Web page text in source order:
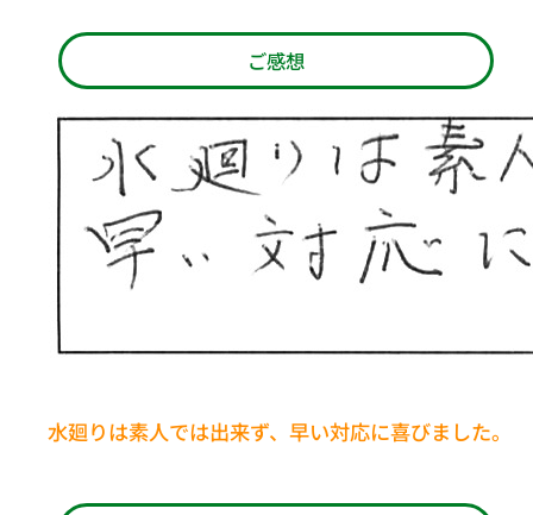
ご感想
水廻りは素人では出来ず、早い対応に喜びました。